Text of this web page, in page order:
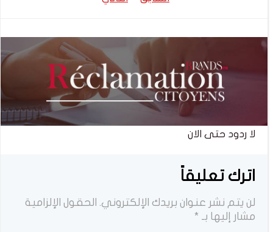
لا ردود حتى الان
اترك تعليقاً
لن يتم نشر عنوان بريدك الإلكتروني. الحقول الإلزامية
مشار إليها بـ *